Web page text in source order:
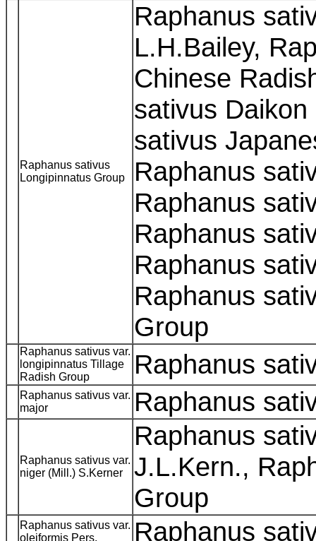
Raphanus sativus
Longipinnatus Group
Raphanus
L.H.Bailey,
Chinese
sativus
sativus
Raphanus
Raphanus
Raphanus
Raphanus
Raphanus
Group
Raphanus sativus var.
longipinnatus Tillage
Radish Group
Raphanus
Raphanus sativus var.
major
Raphanus
Raphanus sativus var.
niger (Mill.) S.Kerner
Raphanus
J.L.Kern.,
Group
Raphanus sativus var.
oleiformis Pers.
Raphanus